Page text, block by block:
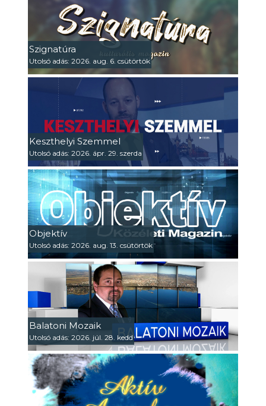
Szignatúra
Utolsó adás: 2026. aug. 6. csütörtök
Keszthelyi Szemmel
Utolsó adás: 2026. ápr. 29. szerda
Objektív
Utolsó adás: 2026. aug. 13. csütörtök
Balatoni Mozaik
Utolsó adás: 2026. júl. 28. kedd